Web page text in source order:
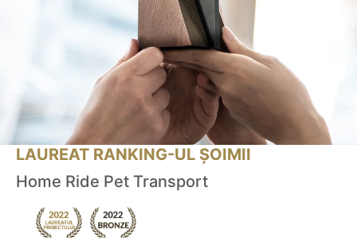
LAUREAT RANKING-UL ȘOIMII
Home Ride Pet Transport